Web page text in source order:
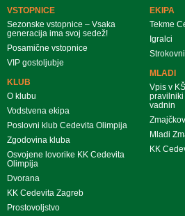
VSTOPNICE
Sezonske vstopnice – Vsaka
generacija ima svoj sedež!
Posamične vstopnice
VIP gostoljubje
KLUB
O klubu
Vodstvena ekipa
Poslovni klub Cedevita Olimpija
Zgodovina kluba
Osvojene lovorike KK Cedevita
Olimpija
Dvorana
KK Cedevita Zagreb
Prostovoljstvo
EKIPA
Tekme
Igralci
MLADI
Vpis v
pravilniki
vadnin
Mladi
KK